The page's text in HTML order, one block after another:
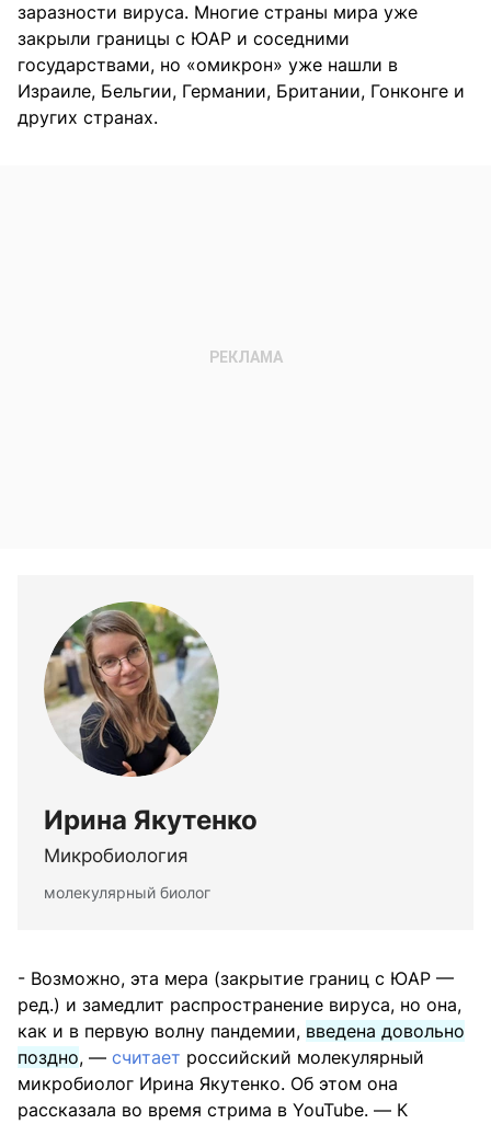
заразности вируса. Многие страны мира уже
закрыли границы с ЮАР и соседними
государствами, но «омикрон» уже нашли в
Израиле, Бельгии, Германии, Британии, Гонконге и
других странах.
Ирина Якутенко
Микробиология
молекулярный биолог
- Возможно, эта мера (закрытие границ с ЮАР —
ред.) и замедлит распространение вируса, но она,
как и в первую волну пандемии, введена довольно
поздно, — считает российский молекулярный
микробиолог Ирина Якутенко. Об этом она
рассказала во время стрима в YouTube. — К